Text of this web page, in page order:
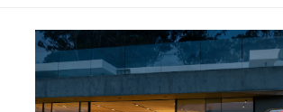
MITGLIEDSCHAFT
GOLF NEWS